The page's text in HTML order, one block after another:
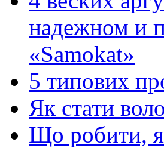
надежном и
«Samokat»
5 типових
Як стати
Що робити,